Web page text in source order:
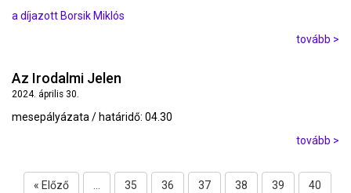
a díjazott Borsik Miklós
tovább >
Az Irodalmi Jelen
2024. április 30.
mesepályázata / határidő: 04.30
tovább >
« Előző ... 35 36 37 38 39 40